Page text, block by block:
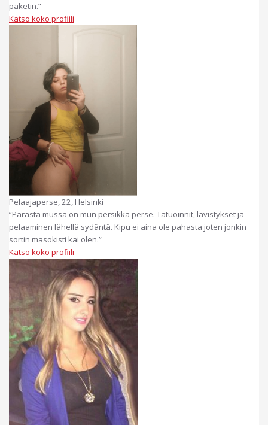
paketin.”
Katso koko profiili
Pelaajaperse, 22, Helsinki
“Parasta mussa on mun persikka perse. Tatuoinnit, lävistykset ja
pelaaminen lähellä sydäntä. Kipu ei aina ole pahasta joten jonkin
sortin masokisti kai olen.”
Katso koko profiili